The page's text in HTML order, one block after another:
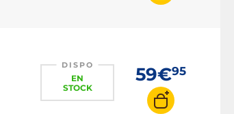
DISPO
EN
STOCK
59€95